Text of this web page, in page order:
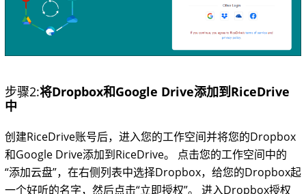
步骤2:将Dropbox和Google Drive添加到RiceDrive
中
创建RiceDrive账号后，进入您的工作空间并将您的Dropbox
和Google Drive添加到RiceDrive。 点击您的工作空间中的
“添加云盘”，在右侧列表中选择Dropbox，给您的Dropbox起
一个好听的名字，然后点击“立即授权”。 进入Dropbox授权